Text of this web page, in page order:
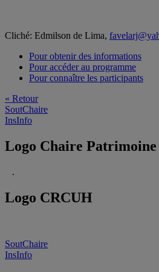
Cliché: Edmilson de Lima,
Pour obtenir des informations
Pour accéder au programme
Pour connaître les participants
« Retour
SoutChaire
InsInfo
Logo Chaire Patrimoine
.
Logo CRCUH
SoutChaire
InsInfo